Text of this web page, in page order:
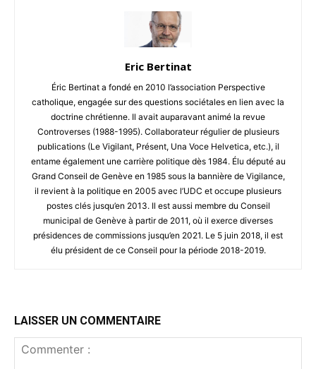
Eric Bertinat
Éric Bertinat a fondé en 2010 l’association Perspective
catholique, engagée sur des questions sociétales en lien avec la
doctrine chrétienne. Il avait auparavant animé la revue
Controverses (1988-1995). Collaborateur régulier de plusieurs
publications (Le Vigilant, Présent, Una Voce Helvetica, etc.), il
entame également une carrière politique dès 1984. Élu député au
Grand Conseil de Genève en 1985 sous la bannière de Vigilance,
il revient à la politique en 2005 avec l’UDC et occupe plusieurs
postes clés jusqu’en 2013. Il est aussi membre du Conseil
municipal de Genève à partir de 2011, où il exerce diverses
présidences de commissions jusqu’en 2021. Le 5 juin 2018, il est
élu président de ce Conseil pour la période 2018-2019.
LAISSER UN COMMENTAIRE